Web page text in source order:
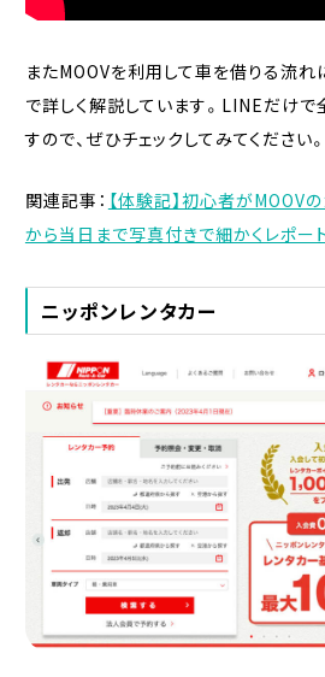
またMOOVを利用して車を借りる流れ
で詳しく解説しています。LINEだけ
すので、ぜひチェックしてみてください。
関連記事： 【体験記】初心者がMOOV
から当日まで写真付きで細かくレポー
ニッポンレンタカー